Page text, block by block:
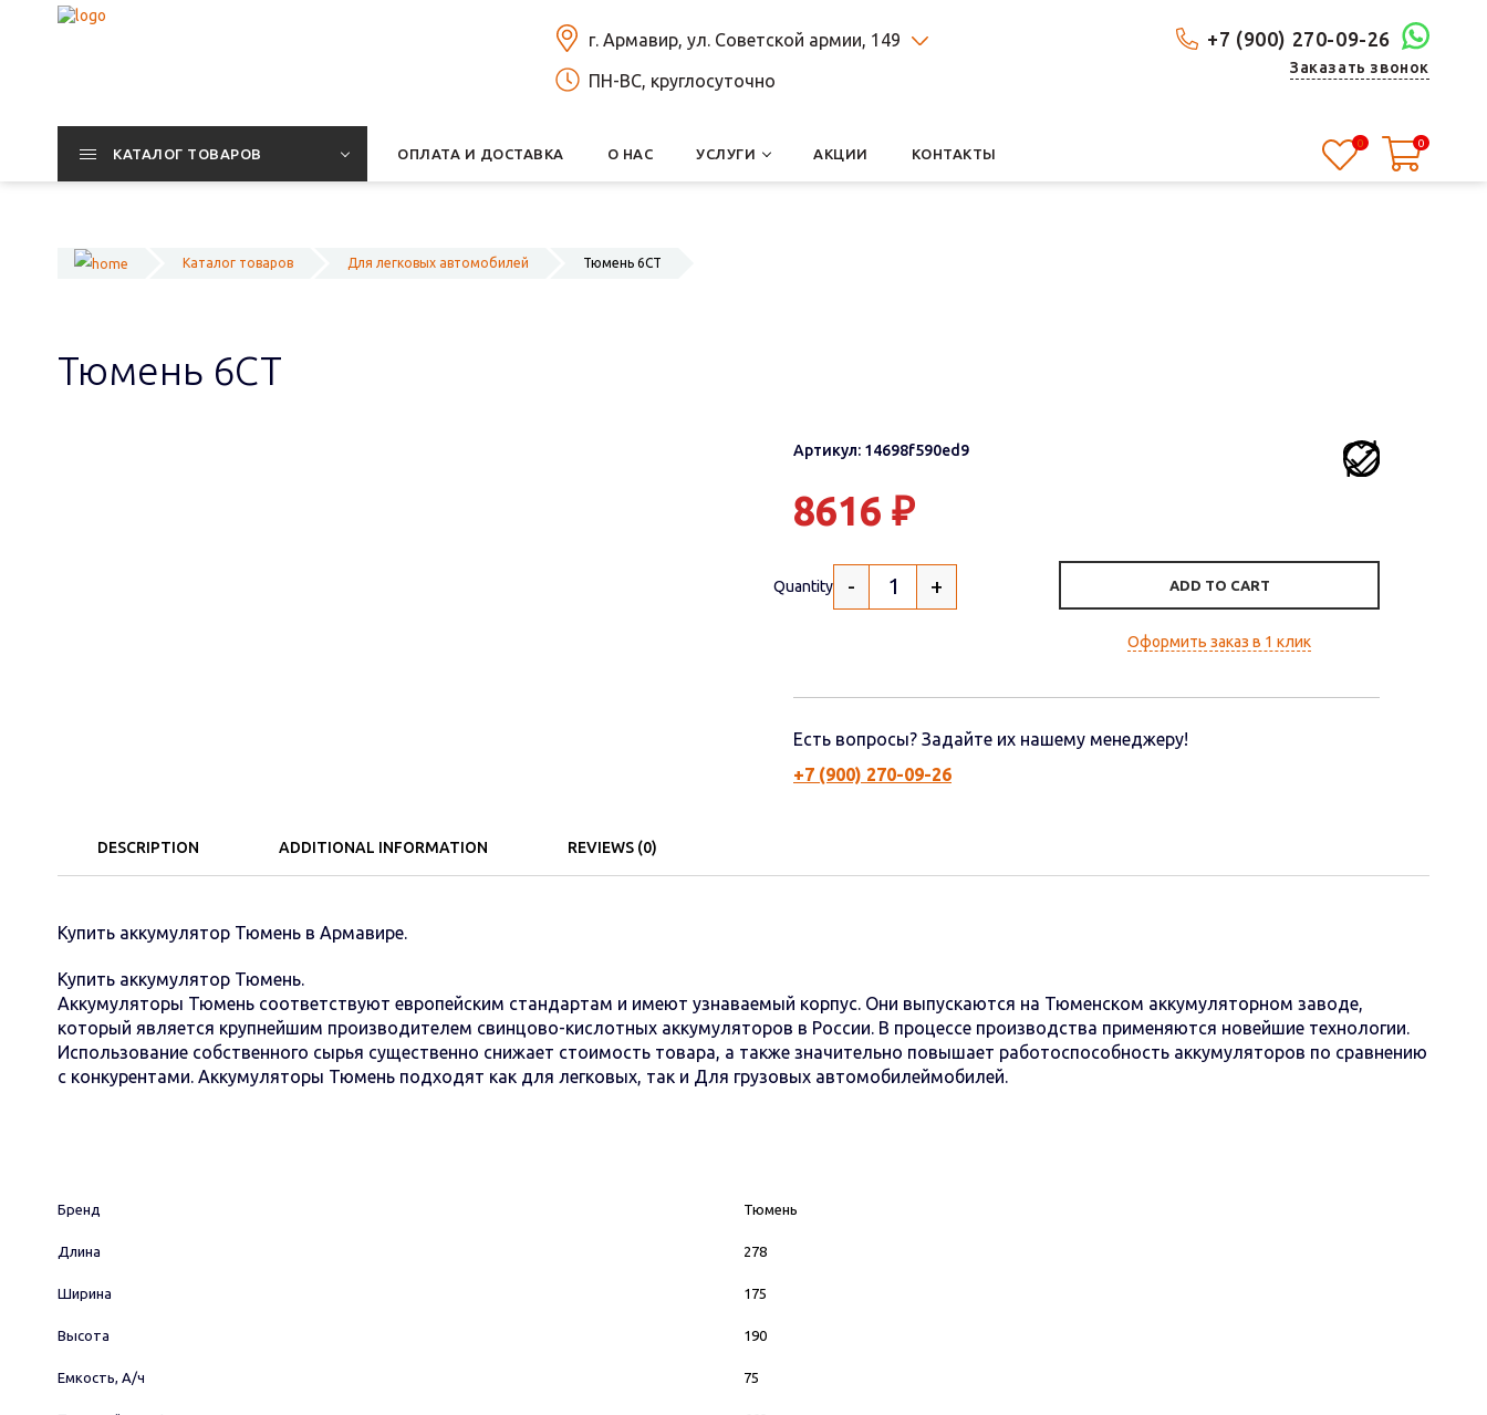
+7 (900) 270-09-26
Заказать звонок
г. Армавир, ул. Советской армии, 149
ПН-ВС, круглосуточно
КАТАЛОГ ТОВАРОВ ОПЛАТА И ДОСТАВКА О НАС УСЛУГИ АКЦИИ КОНТАКТЫ
0 0
Каталог товаров Для легковых автомобилей Тюмень 6СТ
Тюмень 6СТ
Артикул: 14698f590ed9
8616 ₽
Quantity - + ADD TO CART
Оформить заказ в 1 клик
Есть вопросы? Задайте их нашему менеджеру!
+7 (900) 270-09-26
DESCRIPTION ADDITIONAL INFORMATION REVIEWS (0)
Купить аккумулятор Тюмень в Армавире.
Купить аккумулятор Тюмень.
Аккумуляторы Тюмень соответствуют европейским стандартам и имеют узнаваемый корпус. Они выпускаются на Тюменском аккумуляторном заводе,
который является крупнейшим производителем свинцово-кислотных аккумуляторов в России. В процессе производства применяются новейшие технологии.
Использование собственного сырья существенно снижает стоимость товара, а также значительно повышает работоспособность аккумуляторов по сравнению
с конкурентами. Аккумуляторы Тюмень подходят как для легковых, так и Для грузовых автомобилеймобилей.
Бренд Тюмень
Длина 278
Ширина 175
Высота 190
Емкость, А/ч 75